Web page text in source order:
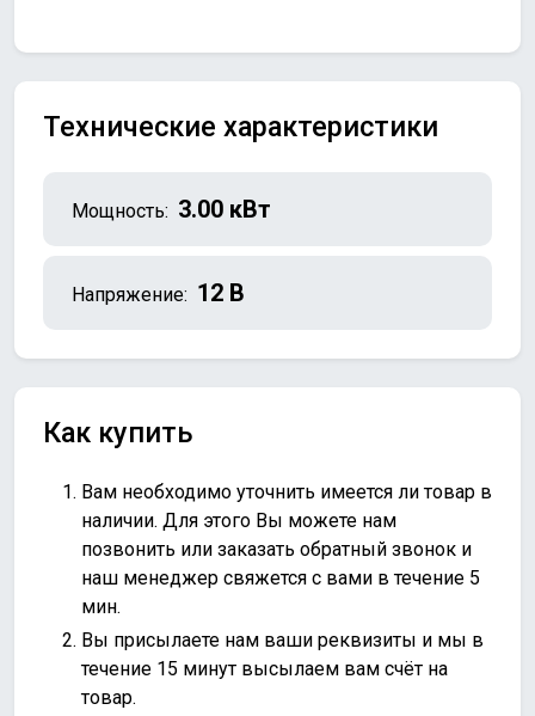
Технические характеристики
Мощность: 3.00 кВт
Напряжение: 12 В
Как купить
Вам необходимо уточнить имеется ли товар в
наличии. Для этого Вы можете нам
позвонить или заказать обратный звонок и
наш менеджер свяжется с вами в течение 5
мин.
Вы присылаете нам ваши реквизиты и мы в
течение 15 минут высылаем вам счёт на
товар.